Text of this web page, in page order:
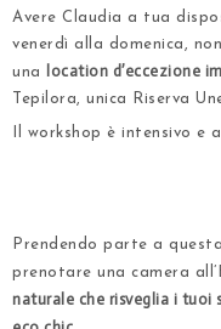
Avere Claudia a tua
venerdì alla domenica,
una location d’eccezione
Tepilora, unica Riserva
Il workshop è intensivo
Prendendo parte a
prenotare una camera
naturale che risveglia i tuoi